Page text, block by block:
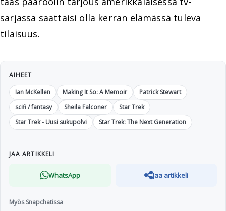
sarjassa saattaisi olla kerran elämässä tuleva
tilaisuus.
AIHEET
Ian McKellen
Making It So: A Memoir
Patrick Stewart
scifi / fantasy
Sheila Falconer
Star Trek
Star Trek - Uusi sukupolvi
Star Trek: The Next Generation
JAA ARTIKKELI
WhatsApp Jaa artikkeli
Myös Snapchatissa